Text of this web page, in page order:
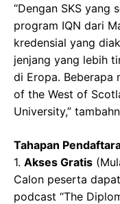
“Dengan SKS yang
program IQN dari
kredensial yang
jenjang yang lebih
di Eropa. Beberapa
of the West of
University,”
Tahapan
1. Akses Gratis
Calon peserta
podcast “The